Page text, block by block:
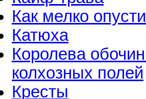
Как мелко
Катюха
Королева
колхозных полей
Кресты